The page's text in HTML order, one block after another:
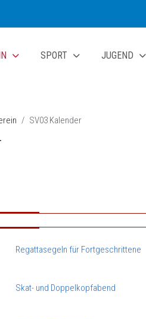
SPORT JUGEND
SV03 Kalender
Regattasegeln für Fortgeschrittene
Skat- und Doppelkopfabend